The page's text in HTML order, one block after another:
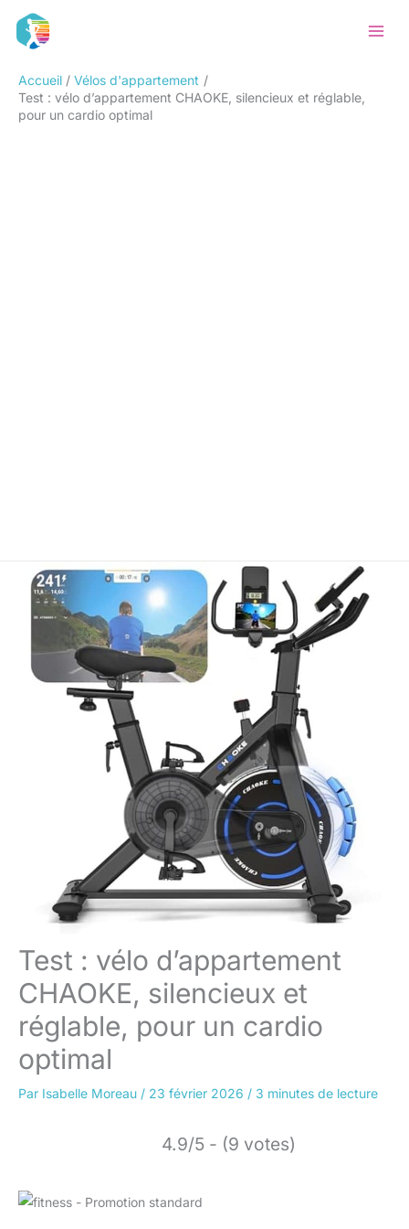
Accueil
Vélos d'appartement
Test : vélo d’appartement CHAOKE, silencieux et réglable,
pour un cardio optimal
Test : vélo d’appartement
CHAOKE, silencieux et
réglable, pour un cardio
optimal
Par Isabelle Moreau / 23 février 2026 / 3 minutes de lecture
4.9/5 - (9 votes)
Rechercher